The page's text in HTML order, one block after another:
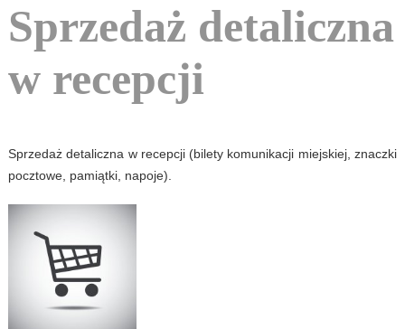
Sprzedaż detaliczna
w recepcji
Sprzedaż detaliczna w recepcji (bilety komunikacji miejskiej, znaczki
pocztowe, pamiątki, napoje).